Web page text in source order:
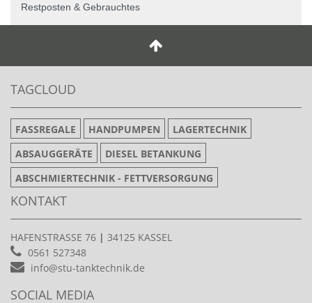
Restposten & Gebrauchtes
TAGCLOUD
FASSREGALE HANDPUMPEN
LAGERTECHNIK
ABSAUGGERÄTE
DIESEL BETANKUNG
ABSCHMIERTECHNIK - FETTVERSORGUNG
KONTAKT
HAFENSTRASSE 76 | 34125 KASSEL
0561 527348
info@stu-tanktechnik.de
SOCIAL MEDIA